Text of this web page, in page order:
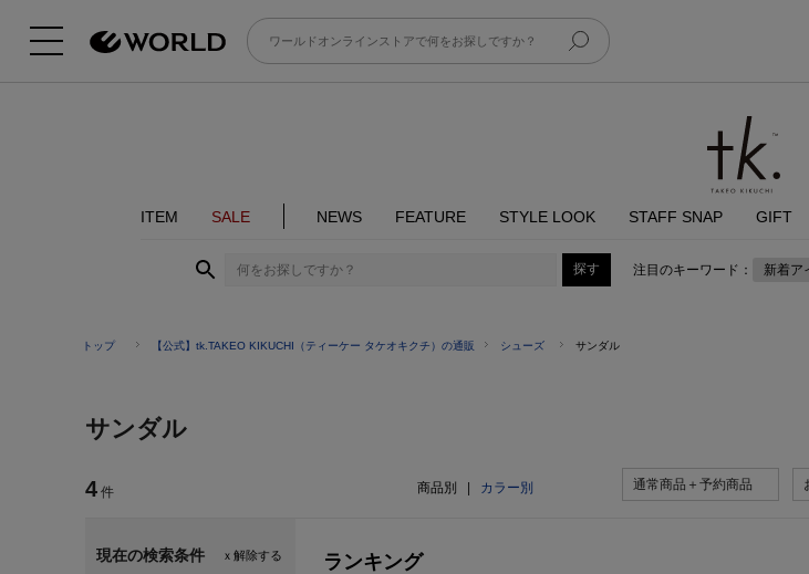
ITEM SALE NEWS FEATURE STYLE LOOK STAFF SNAP GIFT
注目のキーワード： 新着ア
トップ 【公式】tk.TAKEO KIKUCHI（ティーケー タケオキクチ）の通販 シューズ サンダル
サンダル
4 件 商品別 カラー別 通常商品＋予約商品
ｘ解除する
現在の検索条件 ランキング